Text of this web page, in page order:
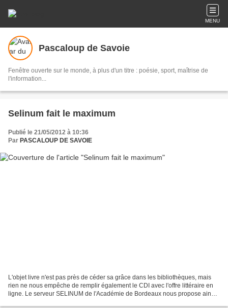
MENU
Pascaloup de Savoie
Fenêtre ouverte sur le monde, à plus d'un titre : poésie, sport, maîtrise de
l'information...
Selinum fait le maximum
Publié le 21/05/2012 à 10:36
Par PASCALOUP DE SAVOIE
L'objet livre n'est pas près de céder sa grâce dans les bibliothèques, mais
rien ne nous empêche de remplir également le CDI avec l'offre littéraire en
ligne. Le serveur SELINUM de l'Académie de Bordeaux nous propose ainsi